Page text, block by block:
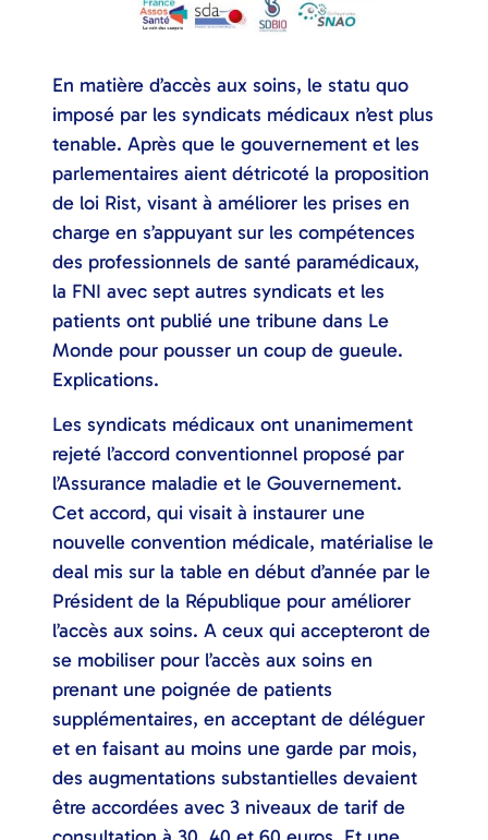
En matière d’accès aux soins, le statu quo
imposé par les syndicats médicaux n’est plus
tenable. Après que le gouvernement et les
parlementaires aient détricoté la proposition
de loi Rist, visant à améliorer les prises en
charge en s’appuyant sur les compétences
des professionnels de santé paramédicaux,
la FNI avec sept autres syndicats et les
patients ont publié une tribune dans Le
Monde pour pousser un coup de gueule.
Explications.
Les syndicats médicaux ont unanimement
rejeté l’accord conventionnel proposé par
l’Assurance maladie et le Gouvernement.
Cet accord, qui visait à instaurer une
nouvelle convention médicale, matérialise le
deal mis sur la table en début d’année par le
Président de la République pour améliorer
l’accès aux soins. A ceux qui accepteront de
se mobiliser pour l’accès aux soins en
prenant une poignée de patients
supplémentaires, en acceptant de déléguer
et en faisant au moins une garde par mois,
des augmentations substantielles devaient
être accordées avec 3 niveaux de tarif de